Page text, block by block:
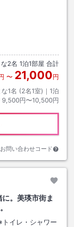
2名 1泊1部屋 合計
〜 21,000円
な1名 (2名1室)｜ 1泊
9,500円〜10,500円
お問い合わせコード
に。美瑛市街ま
イレ・シャワー